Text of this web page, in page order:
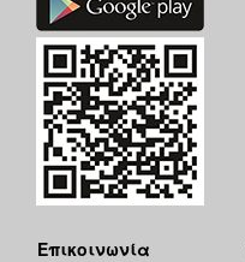
Επικοινωνία